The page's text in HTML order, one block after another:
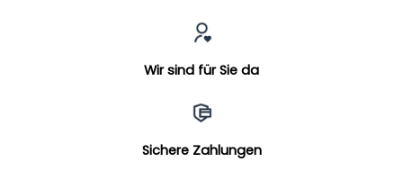
Wir sind für Sie da
Sichere Zahlungen